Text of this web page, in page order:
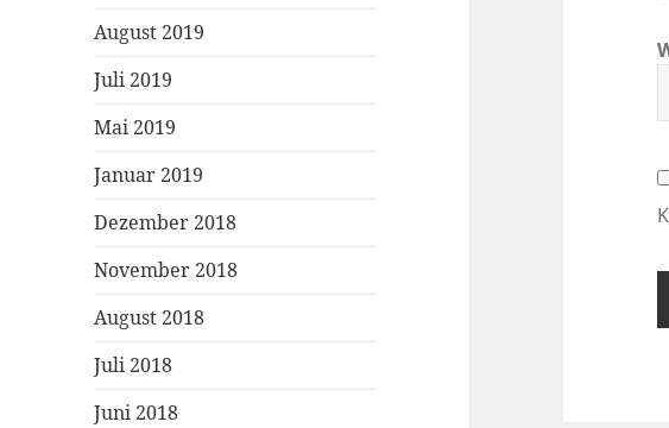
August 2019
Juli 2019
Mai 2019
Januar 2019
Dezember 2018
November 2018
August 2018
Juli 2018
Juni 2018